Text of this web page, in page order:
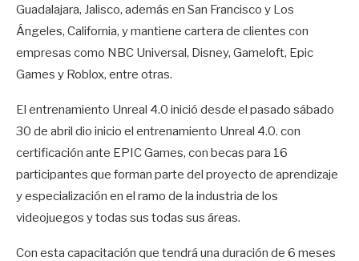
Guadalajara, Jalisco, además en San Francisco y Los
Ángeles, California, y mantiene cartera de clientes con
empresas como NBC Universal, Disney, Gameloft, Epic
Games y Roblox, entre otras.
El entrenamiento Unreal 4.0 inició desde el pasado sábado
30 de abril dio inicio el entrenamiento Unreal 4.0. con
certificación ante EPIC Games, con becas para 16
participantes que forman parte del proyecto de aprendizaje
y especialización en el ramo de la industria de los
videojuegos y todas sus todas sus áreas.
Con esta capacitación que tendrá una duración de 6 meses